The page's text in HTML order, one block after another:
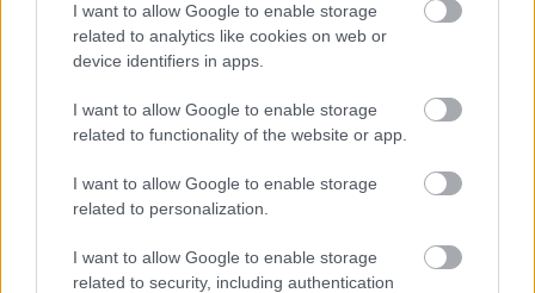
I want to allow Google to enable storage
related to analytics like cookies on web or
device identifiers in apps.
I want to allow Google to enable storage
related to functionality of the website or app.
I want to allow Google to enable storage
related to personalization.
I want to allow Google to enable storage
related to security, including authentication
nem szemcsésednek az első vagy a hátsó
kerekei, ha ilyen közelről követ valakit. És ezt
aerodinamikai tulajdonságain tűnődni a verseny
alatt, miután Verstappen egy baleset vétlen
áldozatakéntmár az első körben kiesett, Yuki